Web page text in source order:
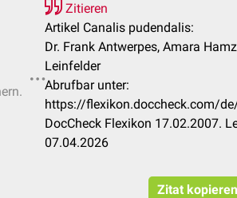
Zitieren
Artikel Canalis pudendalis:
Dr. Frank Antwerpes, Amara
Leinfelder
Abrufbar unter:
https://flexikon.doccheck.com/
DocCheck Flexikon 17.02.2007.
07.04.2026
Zitat kopieren